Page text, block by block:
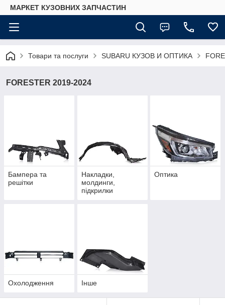
МАРКЕТ КУЗОВНИХ ЗАПЧАСТИН
Товари та послуги SUBARU КУЗОВ И ОПТИКА
FORESTER 2019-2024
Бампера та
решітки
Накладки,
молдинги,
підкрилки
Оптика
Охолодження Інше